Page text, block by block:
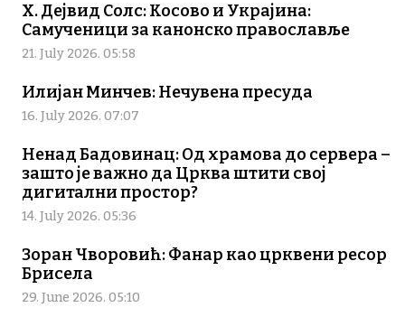
Х. Дејвид Солс: Косово и Украјина:
Самученици за канонско православље
21. July 2026. 05:58
Илијан Минчев: Нечувена пресуда
16. July 2026. 07:07
Ненад Бадовинац: Од храмова до сервера –
зашто је важно да Црква штити свој
дигитални простор?
14. July 2026. 05:36
Зоран Чворовић: Фанар као црквени ресор
Брисела
29. June 2026. 05:10